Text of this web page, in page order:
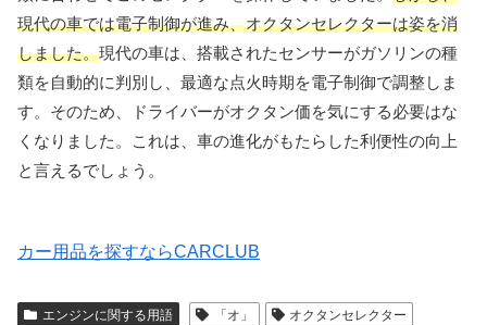
現代の車では電子制御が進み、オクタンセレクターは姿を消
しました。現代の車は、搭載されたセンサーがガソリンの種
類を自動的に判別し、最適な点火時期を電子制御で調整しま
す。そのため、ドライバーがオクタン価を気にする必要はな
くなりました。これは、車の進化がもたらした利便性の向上
と言えるでしょう。
カー用品を探すならCARCLUB
エンジンに関する用語 「オ」
オクタンセレクター